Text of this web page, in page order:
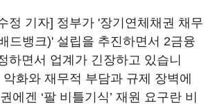
정 기자] 정부가 '장기연체채권 채무
드뱅크)' 설립을 추진하면서 2금융
하면서 업계가 긴장하고 있습니
화와 재무적 부담과 규제 장벽에
에겐 ‘팔 비틀기식’ 재원 요구란 비